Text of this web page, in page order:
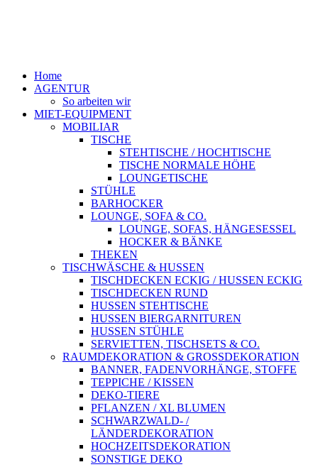
Home
AGENTUR
So arbeiten wir
MIET-EQUIPMENT
MOBILIAR
TISCHE
STEHTISCHE / HOCHTISCHE
TISCHE NORMALE HÖHE
LOUNGETISCHE
STÜHLE
BARHOCKER
LOUNGE, SOFA & CO.
LOUNGE, SOFAS, HÄNGESESSEL
HOCKER & BÄNKE
THEKEN
TISCHWÄSCHE & HUSSEN
TISCHDECKEN ECKIG / HUSSEN ECKIG
TISCHDECKEN RUND
HUSSEN STEHTISCHE
HUSSEN BIERGARNITUREN
HUSSEN STÜHLE
SERVIETTEN, TISCHSETS & CO.
RAUMDEKORATION & GROSSDEKORATION
BANNER, FADENVORHÄNGE, STOFFE
TEPPICHE / KISSEN
DEKO-TIERE
PFLANZEN / XL BLUMEN
SCHWARZWALD- /
LÄNDERDEKORATION
HOCHZEITSDEKORATION
SONSTIGE DEKO